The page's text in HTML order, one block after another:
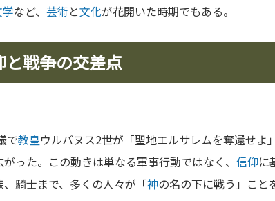
など、芸術と文化が花開いた時期でもある。
戦争の交差点
で教皇ウルバヌス2世が「聖地エルサレムを奪還せよ
った。この動きは単なる軍事行動ではなく、 信仰に
騎士まで、多くの人々が「神の名の下に戦う」こと